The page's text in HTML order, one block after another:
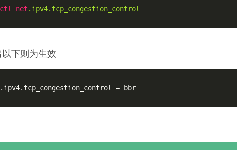
net .ipv4.tcp_congestion_control
以下则为生效
= bbr